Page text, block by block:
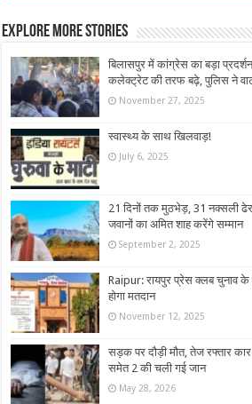
Explore More Stories
बिलासपुर में कांग्रेस का बड़ा
कलेक्ट्रेट की तरफ बढ़े, पुलिस ने
November 27, 2025
स्वास्थ्य के साथ खिलवाड़!
July 6, 2025
21 दिनों तक मुठभेड़, 31 नक्सली
जवानों का अमित शाह करेंगे सम्मान
September 2, 2025
Raipur: रायपुर प्रेस क्लब चुनाव के
होगा मतदान
November 12, 2025
सड़क पर दौड़ी मौत, तेज रफ्तार कार
समेत 2 की चली गई जान
May 28, 2026